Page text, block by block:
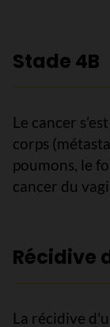
Stade 4B
Le cancer
corps
poumons, le
cancer du
Récidive
La récidive